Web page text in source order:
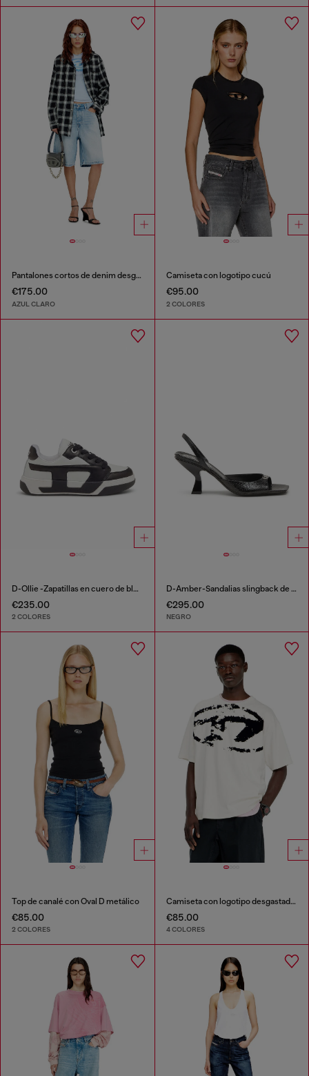
Pantalones cortos de denim desgastado
€175.00
AZUL CLARO
Camiseta con logotipo cucú
€95.00
2 COLORES
D-Ollie -Zapatillas en cuero de bloques de color
€235.00
2 COLORES
D-Amber-Sandalias slingback de piel con efecto lagarto
€295.00
NEGRO
Top de canalé con Oval D metálico
€85.00
2 COLORES
Camiseta con logotipo desgastado en relieve
€85.00
4 COLORES